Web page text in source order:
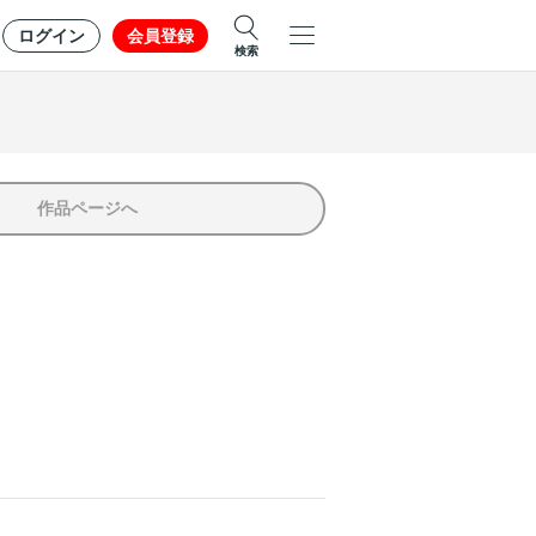
ログイン 会員登録
検索
作品ページへ